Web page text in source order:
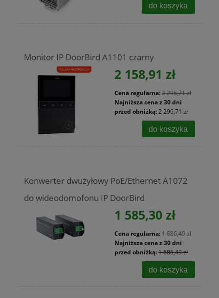
do koszyka
Monitor IP DoorBird A1101 czarny
2 158,91 zł
Cena regularna:2 296,71 zł
Najniższa cena z 30 dni
przed obniżką:2 296,71 zł
do koszyka
Konwerter dwużyłowy PoE/Ethernet A1072
do wideodomofonu IP DoorBird
1 585,30 zł
Cena regularna:1 686,49 zł
Najniższa cena z 30 dni
przed obniżką:1 686,49 zł
do koszyka